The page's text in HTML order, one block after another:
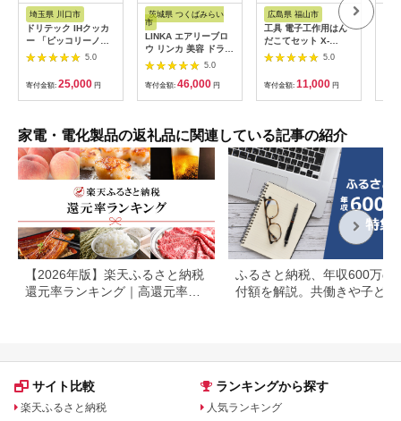
さと納税
埼玉県 川口市
ドリテック IHクッカ
ー 「ピッコリーノ」
ブラック DI-
217BK【1642626】
5.0
寄付金額: 25,000 円
さと納税
茨城県 つくばみらい
市
LINKA エアリーブロ
ウ リンカ 美容 ドライ
ヤー ヘアケア 髪 エス
テ ギフト ラッピング
贈呈品 プレゼント 母
の日 母の日準備 母の
5.0
寄付金額: 46,000 円
広島県 福山市
工具 電子工作用はん
だこてセット X-
2000E[BAEG004]工
5.0
寄付金額: 11,000 円
家電・電化製品の返礼品に関連している記事の紹介
【2026年版】楽天ふるさと納税
還元率ランキング｜高還元率返
ふるさと納税、年収600万の
付額を解説。共働きや子ども
サイト比較
楽天ふるさと納税
ランキングから探す
人気ランキング